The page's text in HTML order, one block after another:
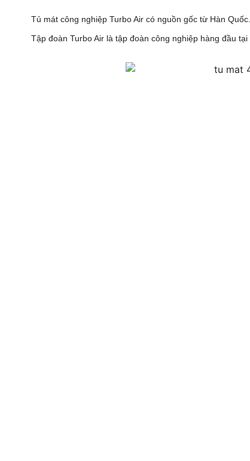
Tủ mát công nghiệp Turbo Air có nguồn gốc từ Hàn
Tập đoàn Turbo Air là tập đoàn công nghiệp hàng đầu